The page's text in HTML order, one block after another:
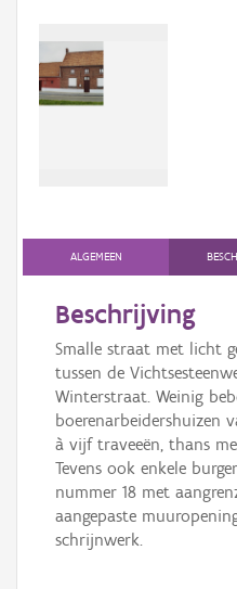
Gebeurtenis
AanmeldenALGEMEEN
Beschrijving
Smalle straat met licht
tussen de
Winterstraat. Weinig
boerenarbeidershuizen
à vijf traveeën, thans
Tevens ook enkele
nummer 18 met
aangepaste
schrijnwerk.